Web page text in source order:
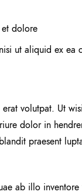
dolore
ut aliquid ex ea
volutpat. Ut
dolor in
praesent
ab illo inventore